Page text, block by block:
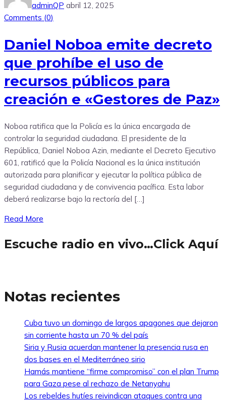
adminQP abril 12, 2025
Comments (0)
Daniel Noboa emite decreto
que prohíbe el uso de
recursos públicos para
creación e «Gestores de Paz»
Noboa ratifica que la Policía es la única encargada de
controlar la seguridad ciudadana. El presidente de la
República, Daniel Noboa Azin, mediante el Decreto Ejecutivo
601, ratificó que la Policía Nacional es la única institución
autorizada para planificar y ejecutar la política pública de
seguridad ciudadana y de convivencia pacífica. Esta labor
deberá realizarse bajo la rectoría del […]
Read More
Escuche radio en vivo…Click Aquí
Notas recientes
Cuba tuvo un domingo de largos apagones que dejaron
sin corriente hasta un 70 % del país
Siria y Rusia acuerdan mantener la presencia rusa en
dos bases en el Mediterráneo sirio
Hamás mantiene “firme compromiso” con el plan Trump
para Gaza pese al rechazo de Netanyahu
Los rebeldes hutíes reivindican ataques contra una